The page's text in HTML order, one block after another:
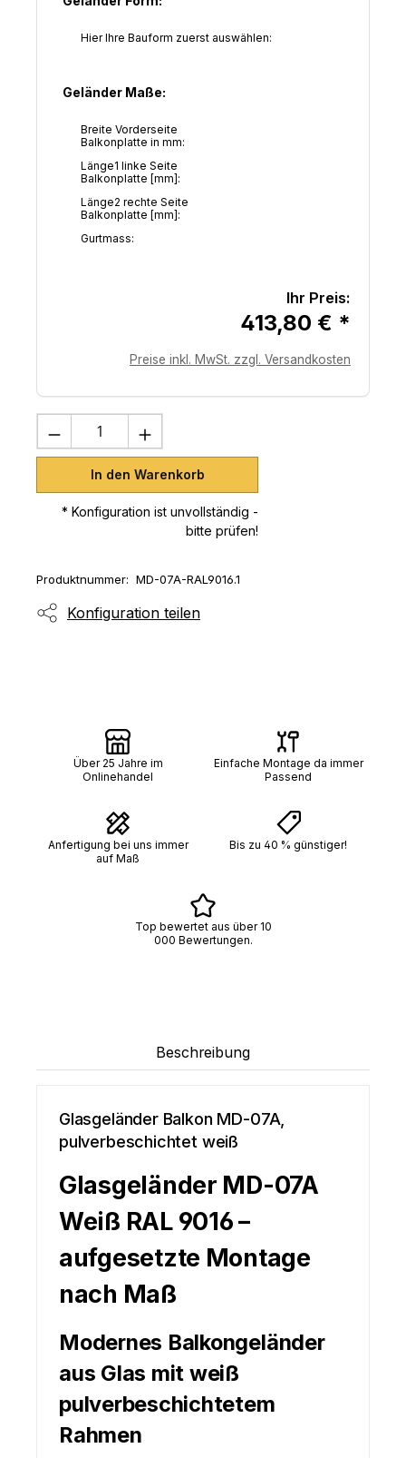
Hier Ihre Bauform zuerst auswählen:
Geländer Maße:
Breite Vorderseite
Balkonplatte in mm:
Länge1 linke Seite
Balkonplatte [mm]:
Länge2 rechte Seite
Balkonplatte [mm]:
Gurtmass:
Ihr Preis:
413,80 € *
Preise inkl. MwSt. zzgl. Versandkosten
Produkt Anzahl: Gib den
In den Warenkorb
* Konfiguration ist unvollständig -
bitte prüfen!
Produktnummer: MD-07A-RAL9016.1
Konfiguration teilen
Über 25 Jahre im
Onlinehandel
Einfache Montage da immer
Passend
Anfertigung bei uns immer
auf Maß
Bis zu 40 % günstiger!
Top bewertet aus über 10
000 Bewertungen.
Beschreibung
Glasgeländer Balkon MD-07A,
pulverbeschichtet weiß
Glasgeländer MD-07A
Weiß RAL 9016 –
aufgesetzte Montage
nach Maß
Modernes Balkongeländer
aus Glas mit weiß
pulverbeschichtetem
Rahmen